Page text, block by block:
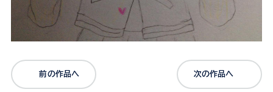
前の作品へ 次の作品へ